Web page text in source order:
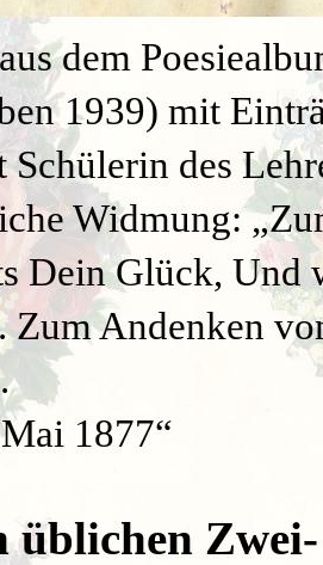
dem
1939) mit
Schülerin des
Widmung:
Dein Glück, Und
Zum Andenken
1877“
üblichen